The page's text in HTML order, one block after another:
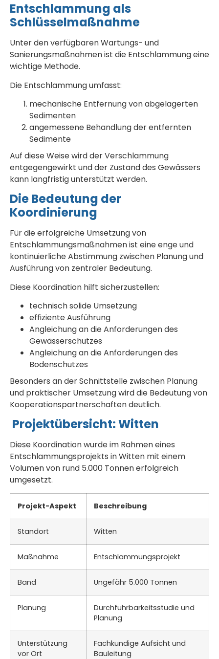
Entschlammung als
Schlüsselmaßnahme
Unter den verfügbaren Wartungs- und
Sanierungsmaßnahmen ist die Entschlammung eine
wichtige Methode.
Die Entschlammung umfasst:
mechanische Entfernung von abgelagerten
Sedimenten
angemessene Behandlung der entfernten
Sedimente
Auf diese Weise wird der Verschlammung
entgegengewirkt und der Zustand des Gewässers
kann langfristig unterstützt werden.
Die Bedeutung der
Koordinierung
Für die erfolgreiche Umsetzung von
Entschlammungsmaßnahmen ist eine enge und
kontinuierliche Abstimmung zwischen Planung und
Ausführung von zentraler Bedeutung.
Diese Koordination hilft sicherzustellen:
technisch solide Umsetzung
effiziente Ausführung
Angleichung an die Anforderungen des
Gewässerschutzes
Angleichung an die Anforderungen des
Bodenschutzes
Besonders an der Schnittstelle zwischen Planung
und praktischer Umsetzung wird die Bedeutung von
Kooperationspartnerschaften deutlich.
Projektübersicht: Witten
Diese Koordination wurde im Rahmen eines
Entschlammungsprojekts in Witten mit einem
Volumen von rund 5.000 Tonnen erfolgreich
umgesetzt.
Projekt-Aspekt Beschreibung
Standort Witten
Maßnahme Entschlammungsprojekt
Band Ungefähr 5.000 Tonnen
Planung
Durchführbarkeitsstudie und
Planung
Unterstützung
vor Ort
Fachkundige Aufsicht und
Bauleitung